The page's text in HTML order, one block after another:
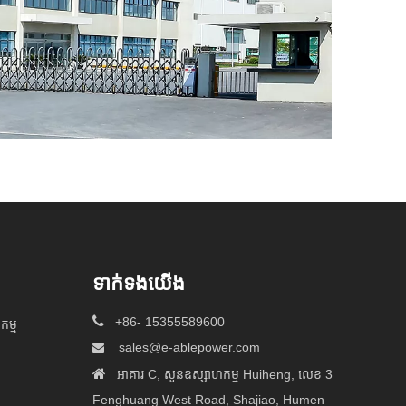
ម្ម
ទាក់ទង​យើង
 +86- 15355589600

sales@e-ablepower.com
 អាគារ C, សួនឧស្សាហកម្ម Huiheng, លេខ 3
Fenghuang West Road, Shajiao, Humen